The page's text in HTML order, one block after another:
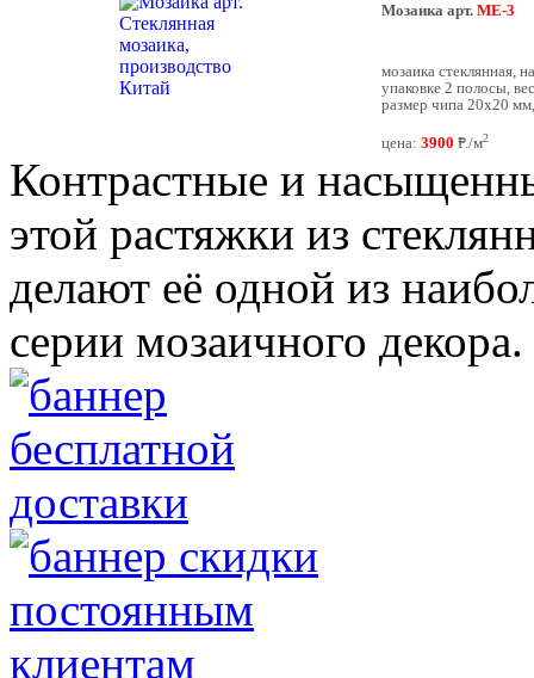
Мозаика арт. ME-3
мозаика стеклянная,
упаковке 2 полосы,
размер чипа 20х20
цена: 3900 =
P./м2
Контрастные и
этой растяжки из
делают её одной из
серии мозаичного декора.